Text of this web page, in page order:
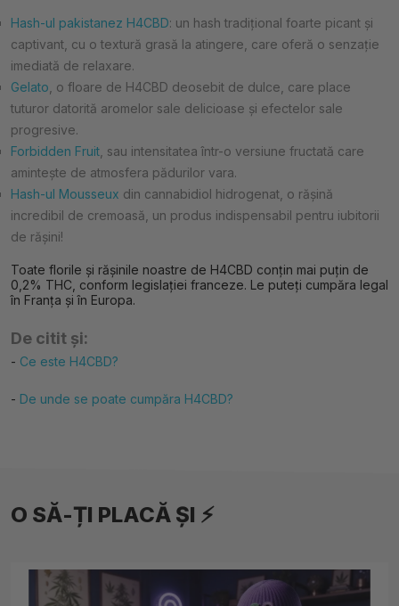
Hash-ul pakistanez H4CBD: un hash tradițional foarte picant și
captivant, cu o textură grasă la atingere, care oferă o senzație
imediată de relaxare.
Gelato , o floare de H4CBD deosebit de dulce, care place
tuturor datorită aromelor sale delicioase și efectelor sale
progresive.
Forbidden Fruit , sau intensitatea într-o versiune fructată care
amintește de atmosfera pădurilor vara.
Hash-ul Mousseux din cannabidiol hidrogenat, o rășină
incredibil de cremoasă, un produs indispensabil pentru iubitorii
de rășini!
Toate florile și rășinile noastre de H4CBD conțin mai puțin de
0,2% THC, conform legislației franceze. Le puteți cumpăra legal
în Franța și în Europa.
De citit și:
- Ce este H4CBD?
- De unde se poate cumpăra H4CBD?
O SĂ-ȚI PLACĂ ȘI ⚡